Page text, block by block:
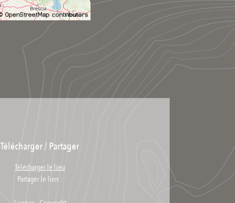
Télécharger / Partager
Télécharger le lieu
Partager le lien :